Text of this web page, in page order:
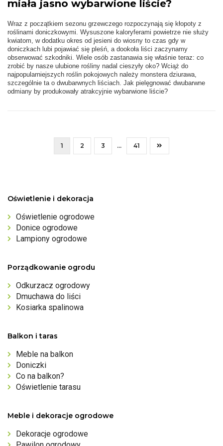
miała jasno wybarwione liście?
Wraz z początkiem sezonu grzewczego rozpoczynają się kłopoty z
roślinami doniczkowymi. Wysuszone kaloryferami powietrze nie służy
kwiatom, w dodatku okres od jesieni do wiosny to czas gdy w
doniczkach lubi pojawiać się pleśń, a dookoła liści zaczynamy
obserwować szkodniki. Wiele osób zastanawia się właśnie teraz: co
zrobić by nasze ulubione rośliny nadal cieszyły oko? Wciąż do
najpopularniejszych roślin pokojowych należy monstera dziurawa,
szczególnie ta o dwubarwnych liściach. Jak pielęgnować dwubarwne
odmiany by produkowały atrakcyjnie wybarwione liście?
1 2 3 ... 41
Oświetlenie i dekoracja
Oświetlenie ogrodowe
Donice ogrodowe
Lampiony ogrodowe
Porządkowanie ogrodu
Odkurzacz ogrodowy
Dmuchawa do liści
Kosiarka spalinowa
Balkon i taras
Meble na balkon
Doniczki
Co na balkon?
Oświetlenie tarasu
Meble i dekoracje ogrodowe
Dekoracje ogrodowe